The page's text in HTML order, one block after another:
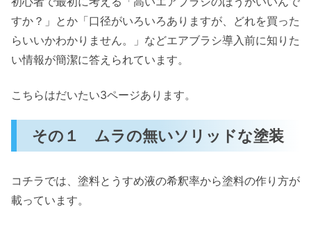
すか？」とか「口径がいろいろありますが、どれを買った
らいいかわかりません。」などエアブラシ導入前に知りた
い情報が簡潔に答えられています。
こちらはだいたい3ページあります。
その１ ムラの無いソリッドな塗装
コチラでは、塗料とうすめ液の希釈率から塗料の作り方が
載っています。